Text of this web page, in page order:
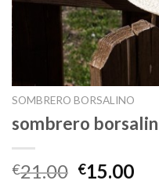
SOMBRERO BORSALINO
sombrero
€21.00 €15.00